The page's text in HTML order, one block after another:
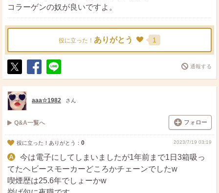
コラーゲンの奴が良いですよ。
役に立った！ ありがとう 1
ポ
ス
ト
シ
ェ
送
る
通報する
aaa☆1982 さん
Q&A一覧へ フォロー
役に立った！ありがとう： 0 2023/7/19 03:19
今は電子にしてしまいましたが1年前まで1日3箱吸っ
てたヘビースモーカーどころかチェーンでしたw
喫煙歴は25.6年でしょーかw